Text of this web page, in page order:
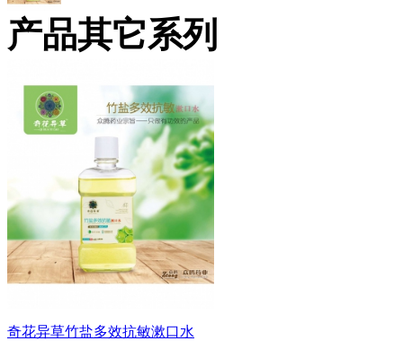
产品其它系列
奇花异草竹盐多效抗敏漱口水